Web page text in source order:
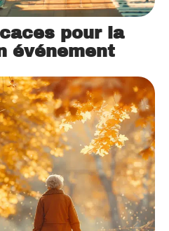
pour la
événement